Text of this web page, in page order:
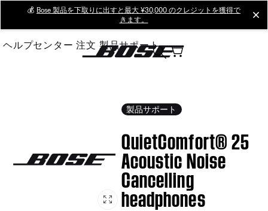
Main
💰 Bose 製品を下取りに出すと最大 ¥30,000 のクレジットを獲得で
きます。
ヘルプセンター 注文 製品サポート
製品サポート
QuietComfort® 25
Acoustic Noise
Cancelling
headphones